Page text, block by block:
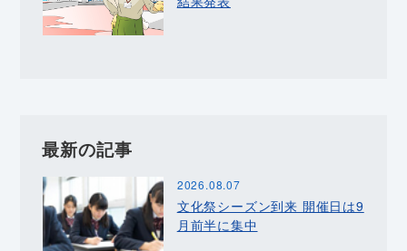
最新の記事
2026.08.07
文化祭シーズン到来 開催日は9
月前半に集中